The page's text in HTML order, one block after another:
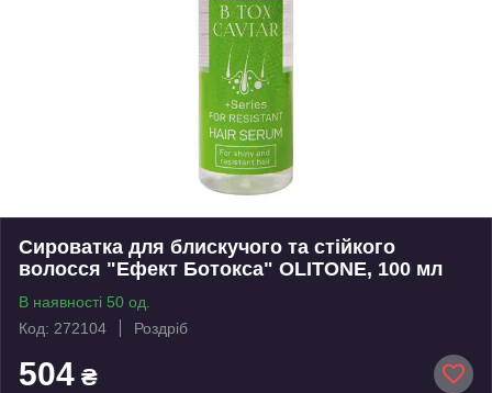
Сироватка для блискучого та стійкого
волосся "Ефект Ботокса" OLITONE, 100 мл
В наявності 50 од.
Код: 272104
Роздріб
504 ₴